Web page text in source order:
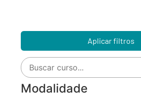
Aplicar filtros
Modalidade